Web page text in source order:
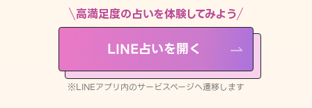
※LINEアプリ内のサービスページへ遷移します
高満足度の占いを体験してみよう
LINE占いを開く
※LINEアプリ内のサービスページへ遷移します